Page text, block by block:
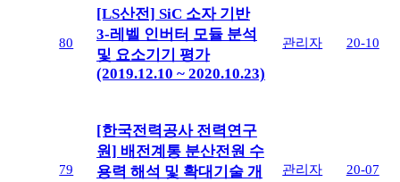
80
[LS산전] SiC 소자 기반
3-레벨 인버터 모듈 분석
및 요소기기 평가
(2019.12.10 ~ 2020.10.23)
관리자 20-10
79
[한국전력공사 전력연구
원] 배전계통 분산전원 수
용력 해석 및 확대기술 개
관리자 20-07